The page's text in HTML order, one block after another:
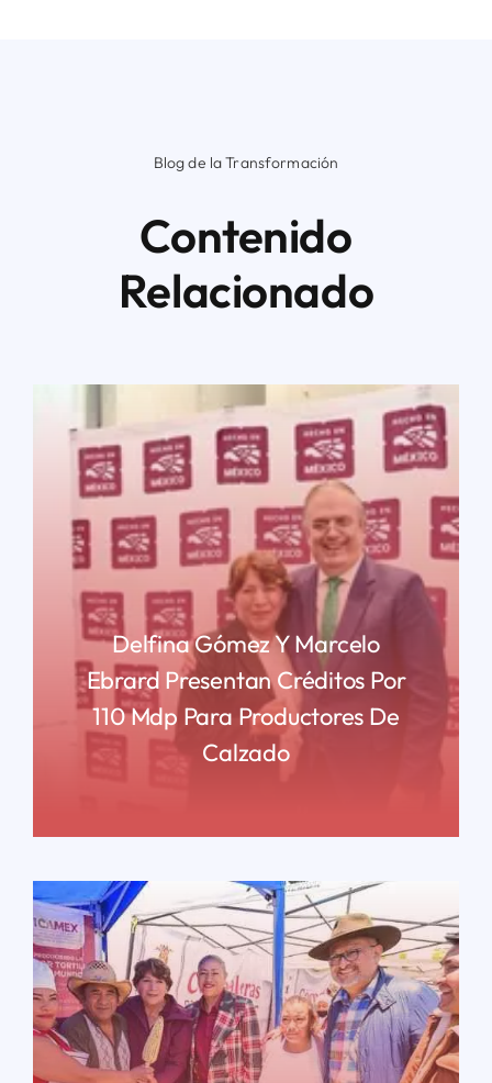
Blog de la Transformación
Contenido
Relacionado
Delfina Gómez Y Marcelo
Ebrard Presentan Créditos Por
110 Mdp Para Productores De
Calzado